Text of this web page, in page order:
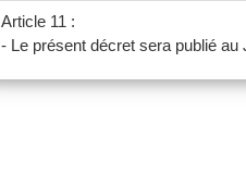
Article 11 :
- Le présent décret sera publié au